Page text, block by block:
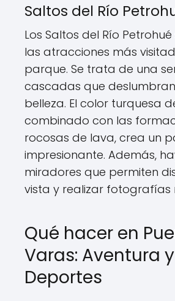
Saltos del Río
Los Saltos del Río
las atracciones más
parque. Se trata de una
cascadas que
belleza. El color turquesa
combinado con las
rocosas de lava, crea un
impresionante. Además,
miradores que permiten
vista y realizar fotografías
Qué hacer en
Varas: Aventura y
Deportes